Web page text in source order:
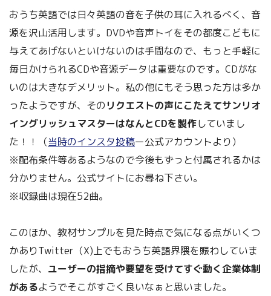
おうち英語では日々英語の音を子供の耳に入れるべく、音
源を沢山活用します。DVDや音声トイをその都度こどもに
与えてあげないといけないのは手間なので、もっと手軽に
毎日かけられるCDや音源データは重要なのです。CDがな
いのは大きなデメリット。私の他にもそう思った方は多か
ったようですが、そのリクエストの声にこたえてサンリオ
イングリッシュマスターはなんとCDを製作していまし
た！！（当時のインスタ投稿ー公式アカウントより）
※配布条件等あるようなので今後もずっと付属されるかは
分かりません。公式サイトにお尋ね下さい。
※収録曲は現在52曲。
このほか、教材サンプルを見た時点で気になる点がいくつ
かありTwitter（X)上でもおうち英語界隈を賑わしていま
したが、 ユーザーの指摘や要望を受けてすぐ動く企業体制
があるようでそこがすごく良いなぁと思いました。